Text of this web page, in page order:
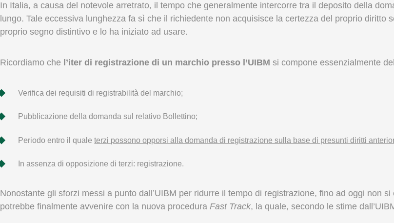
In Italia, a causa del notevole arretrato, il tempo che generalmente intercorre tra il deposito della
lungo. Tale eccessiva lunghezza fa sì che il richiedente non acquisisce la certezza del proprio diritto
proprio segno distintivo e lo ha iniziato ad usare.
Ricordiamo che l’iter di registrazione di un marchio presso l’UIBM si compone essenzialmente
Verifica dei requisiti di registrabilità del marchio;
Pubblicazione della domanda sul relativo Bollettino;
Periodo entro il qualeterzi possono opporsi alla domanda di registrazione sulla base di presunti diritti
In assenza di opposizione di terzi: registrazione.
Nonostante gli sforzi messi a punto dall’UIBM per ridurre il tempo di registrazione, fino ad oggi non
potrebbe finalmente avvenire con la nuova procedura Fast Track, la quale, secondo le stime